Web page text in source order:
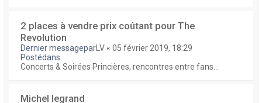
2 places à vendre prix coûtant pour The
Revolution
Dernier messagepar LV « 05 février 2019, 18:29
Postédans
Concerts & Soirées Princières, rencontres entre fans...
Michel legrand